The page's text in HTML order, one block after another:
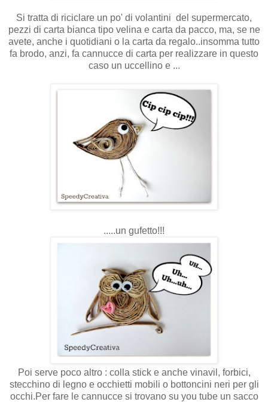
Si tratta di riciclare un po' di volantini del supermercato,
pezzi di carta bianca tipo velina e carta da pacco, ma, se ne
avete, anche i quotidiani o la carta da regalo..insomma tutto
fa brodo, anzi, fa cannucce di carta per realizzare in questo
caso un uccellino e ...
.....un gufetto!!!
Poi serve poco altro : colla stick e anche vinavil, forbici,
stecchino di legno e occhietti mobili o bottoncini neri per gli
occhi.Per fare le cannucce si trovano su you tube un sacco